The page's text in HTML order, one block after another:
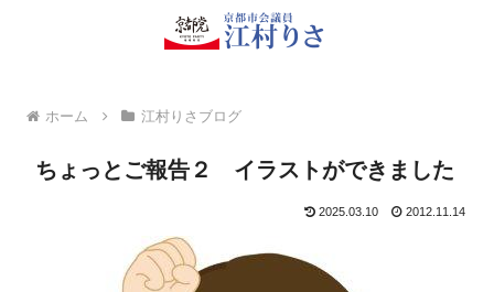
ホーム 江村りさブログ
ちょっとご報告２ イラストができました
2025.03.10 2012.11.14